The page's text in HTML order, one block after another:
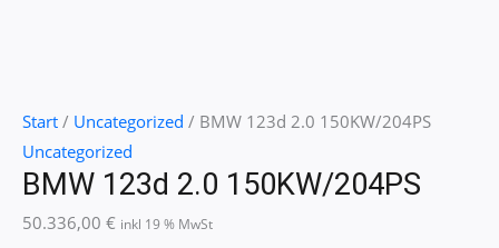
Start / Uncategorized / BMW 123d 2.0 150KW/204PS
Uncategorized
BMW 123d 2.0 150KW/204PS
50.336,00 € inkl 19 % MwSt